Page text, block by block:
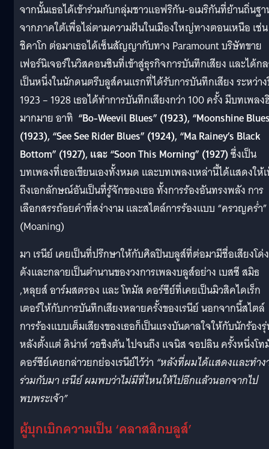
จากนั้นเธอได้เข้าร่วมกับกลุ่มชาวแอฟริกัน-อเมริกันที่ย้านถิ่นฐ
จากภาคใต้เพื่อไล่ตามความฝันในเมืองใหญ่ทางตอนเหนือ เช่น
ชิคาโก ต่อมาเธอได้เซ็นสัญญากับทาง Paramount บริษัทขาย
เฟอร์นิเจอร์ในวิสคอนซินที่เข้าสู่ธุรกิจการบันทึกเสียง และได้ก
เป็นหนึ่งในนักดนตรีบลูส์คนแรกที่ได้รับการบันทึกเสียง ระหว่า
1923 – 1928 เธอได้ทำการบันทึกเสียงกว่า 100 ครั้ง มีบทเพล
มากมาย อาทิ “Bo-Weevil Blues” (1923), “Moonshine
(1923), “See See Rider Blues” (1924), “Ma Rainey’s Black
Bottom” (1927), และ “Soon This Morning” (1927)ซึ่งเป็น
บทเพลงที่เธอเขียนเองทั้งหมด และบทเพลงเหล่านี้ได้แสดงให้
ถึงเอกลักษณ์อันเป็นที่รู้จักของเธอ ทั้งการร้องอันทรงพลัง การ
เลือกสรรถ้อยคำที่สง่างาม และสไตล์การร้องแบบ “ครวญคร่ำ”
(Moaning)
มา เรนีย์ เคยเป็นที่ปรึกษาให้กับศิลปินบลูส์ที่ต่อมามีชื่อเสียงโด่ง
ดังและกลายเป็นตำนานของวงการเพลงบลูส์อย่าง เบสซี สมิธ
,หลุยส์ อาร์มสตรอง และ โทมัส ดอร์ซีย์ที่เคยเป็นมิวสิคไดเร็ก
เตอร์ให้กับการบันทึกเสียงหลายครั้งของเรนีย์ นอกจากนี้สไตล์
การร้องแบบเต็มเสียงของเธอก็เป็นแรงบันดาลใจให้กับนักร้อง
หลังตั้งแต่ ดิน่าห์ วอชิงตัน ไปจนถึง แจนิส จอปลิน ครั้งหนึ่งโท
ดอร์ซีย์เคยกล่าวยกย่องเรนีย์ไว้ว่า “หลังที่ผมได้แสดงและทำ
ร่วมกับมา เรนีย์ ผมพบว่าไม่มีที่ไหนให้ไปอีกแล้วนอกจากไป
พบพระเจ้า”
ผู้บุกเบิกความเป็น ‘คลาสสิกบลูส์’